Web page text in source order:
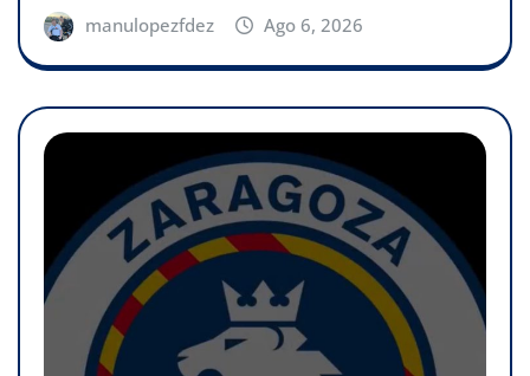
manulopezfdez Ago 6, 2026